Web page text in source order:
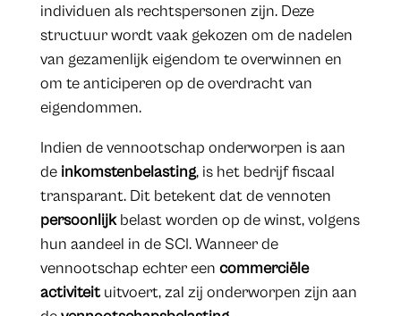
individuen als rechtspersonen zijn. Deze
structuur wordt vaak gekozen om de nadelen
van gezamenlijk eigendom te overwinnen en
om te anticiperen op de overdracht van
eigendommen.
Indien de vennootschap onderworpen is aan
de inkomstenbelasting, is het bedrijf fiscaal
transparant. Dit betekent dat de vennoten
persoonlijkbelast worden op de winst, volgens
hun aandeel in de SCI. Wanneer de
vennootschap echter een commerciële
activiteit uitvoert, zal zij onderworpen zijn aan